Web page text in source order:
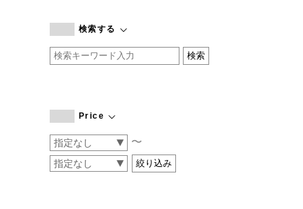
by basics
CATWORTH
COGTHEBIGSMOKE
CONVERSE
DEAN & DELUCA
検索する
Price
〜